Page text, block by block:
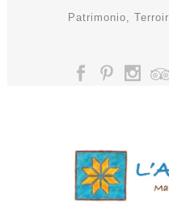
Patrimonio Terroir